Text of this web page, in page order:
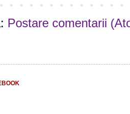
Postare comentarii